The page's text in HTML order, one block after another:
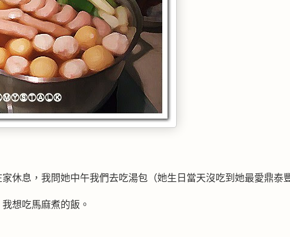
休息，我問她中午我們去吃湯包（她生日當天沒吃到她最愛鼎泰
想吃馬麻煮的飯。